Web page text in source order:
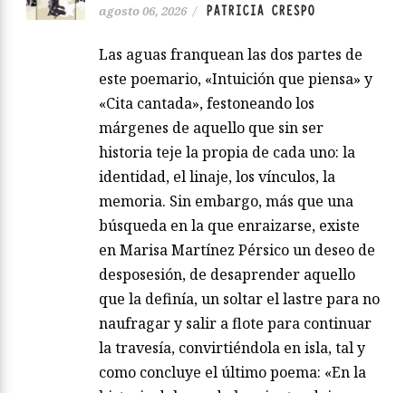
agosto 06, 2026 / PATRICIA CRESPO
Las aguas franquean las dos partes de
este poemario, «Intuición que piensa» y
«Cita cantada», festoneando los
márgenes de aquello que sin ser
historia teje la propia de cada uno: la
identidad, el linaje, los vínculos, la
memoria. Sin embargo, más que una
búsqueda en la que enraizarse, existe
en Marisa Martínez Pérsico un deseo de
desposesión, de desaprender aquello
que la definía, un soltar el lastre para no
naufragar y salir a flote para continuar
la travesía, convirtiéndola en isla, tal y
como concluye el último poema: «En la